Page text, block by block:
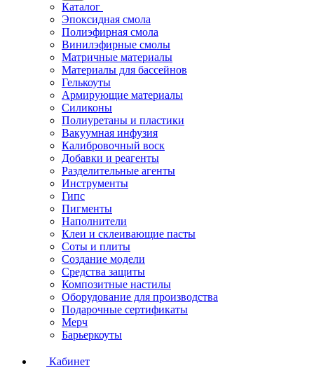
Каталог
Эпоксидная смола
Полиэфирная смола
Винилэфирные смолы
Матричные материалы
Материалы для бассейнов
Гелькоуты
Армирующие материалы
Силиконы
Полиуретаны и пластики
Вакуумная инфузия
Калибровочный воск
Добавки и реагенты
Разделительные агенты
Инструменты
Гипс
Пигменты
Наполнители
Клеи и склеивающие пасты
Соты и плиты
Создание модели
Средства защиты
Композитные настилы
Оборудование для производства
Подарочные сертификаты
Мерч
Барьеркоуты
Кабинет